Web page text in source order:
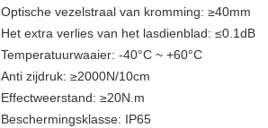
Optische vezelstraal van kromming: ≥40mm
Het extra verlies van het lasdienblad: ≤0.1dB
Temperatuurwaaier: -40°C ~ +60°C
Anti zijdruk: ≥2000N/10cm
Effectweerstand: ≥20N.m
Beschermingsklasse: IP65